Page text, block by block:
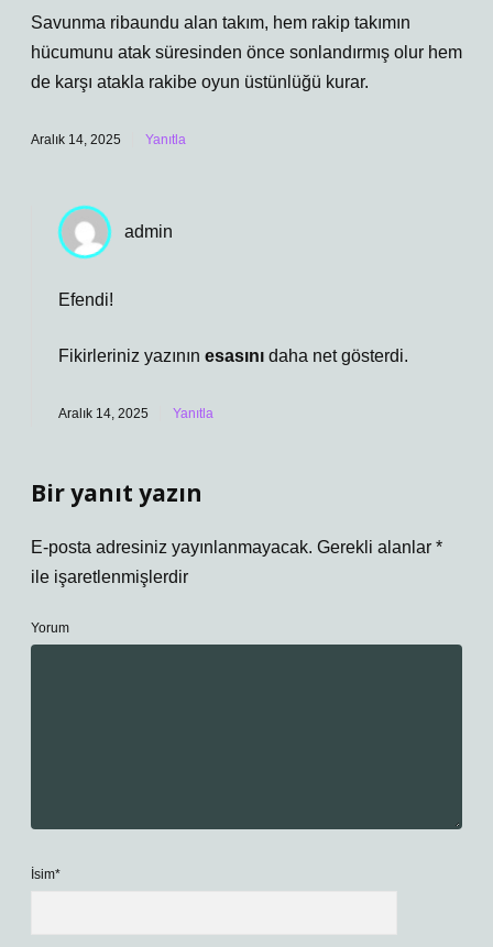
Savunma ribaundu alan takım, hem rakip takımın
hücumunu atak süresinden önce sonlandırmış olur hem
de karşı atakla rakibe oyun üstünlüğü kurar.
Aralık 14, 2025 Yanıtla
admin
Efendi!
Fikirleriniz yazının esasını daha net gösterdi.
Aralık 14, 2025 Yanıtla
Bir yanıt yazın
E-posta adresiniz yayınlanmayacak. Gerekli alanlar *
ile işaretlenmişlerdir
Yorum
İsim*